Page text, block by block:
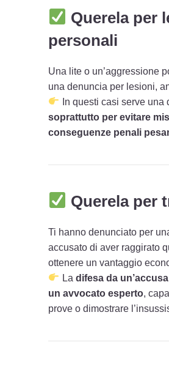
Querela per
personali
Una lite o un’aggressione
una denuncia per lesioni,
In questi casi serve una
soprattutto per evitare
conseguenze penali
Querela per
Ti hanno denunciato per
accusato di aver raggirato
ottenere un vantaggio
La difesa da
un avvocato esperto,
prove o dimostrare